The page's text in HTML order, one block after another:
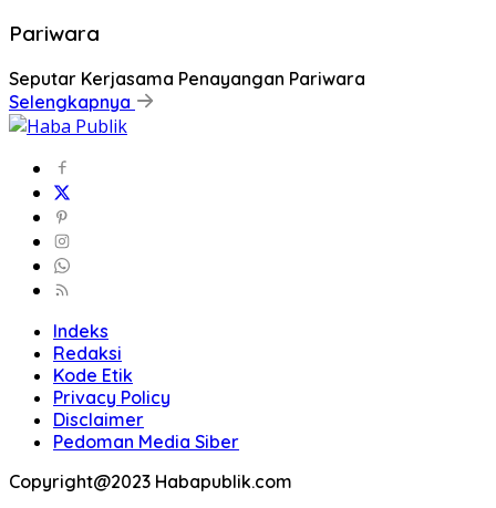
Pariwara
Seputar Kerjasama Penayangan Pariwara
Selengkapnya
Indeks
Redaksi
Kode Etik
Privacy Policy
Disclaimer
Pedoman Media Siber
Copyright@2023 Habapublik.com